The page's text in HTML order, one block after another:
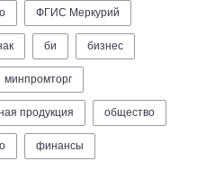
ФГИС Меркурий
би бизнес
минпромторг
продукция общество
финансы